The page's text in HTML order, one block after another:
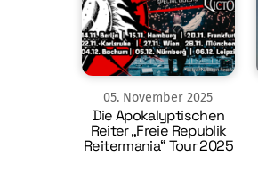
05. November 2025
Die Apokalyptischen
Reiter „Freie Republik
Reitermania“ Tour 2025